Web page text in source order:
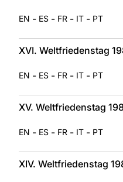
EN - ES - FR - IT - PT
XVI. Weltfriedenstag
EN - ES - FR - IT - PT
XV. Weltfriedenstag
EN - ES - FR - IT - PT
XIV. Weltfriedenstag